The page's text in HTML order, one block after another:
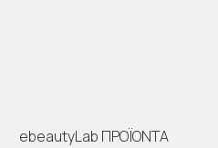
ebeautyLab ΠΡΟΪΟΝΤΑ